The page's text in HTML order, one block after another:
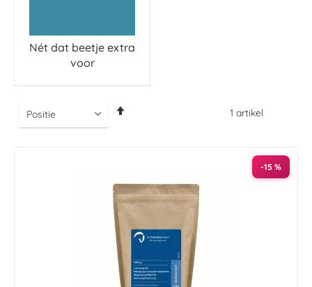
Nét dat beetje extra
voor
1 artikel
-15 %